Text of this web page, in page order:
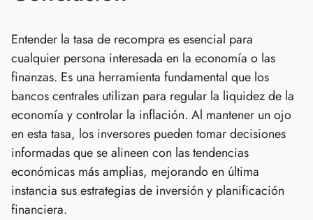
Entender la tasa de recompra es esencial para
cualquier persona interesada en la economía o las
finanzas. Es una herramienta fundamental que los
bancos centrales utilizan para regular la liquidez de la
economía y controlar la inflación. Al mantener un ojo
en esta tasa, los inversores pueden tomar decisiones
informadas que se alineen con las tendencias
económicas más amplias, mejorando en última
instancia sus estrategias de inversión y planificación
financiera.